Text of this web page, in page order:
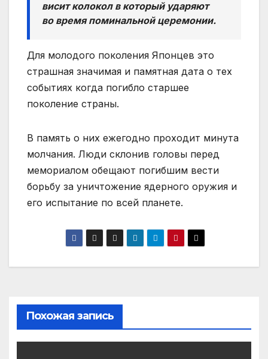
висит колокол в который ударяют
во время поминальной церемонии.
Для молодого поколения Японцев это
страшная значимая и памятная дата о тех
событиях когда погибло старшее
поколение страны.
В память о них ежегодно проходит минута
молчания. Люди склонив головы перед
мемориалом обещают погибшим вести
борьбу за уничтожение ядерного оружия и
его испытание по всей планете.
Похожая запись